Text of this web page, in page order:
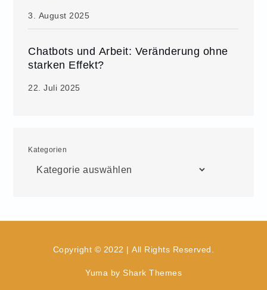
3. August 2025
Chatbots und Arbeit: Veränderung ohne
starken Effekt?
22. Juli 2025
Kategorien
Copyright © 2022 | All Rights Reserved.
Yuma by Shark Themes